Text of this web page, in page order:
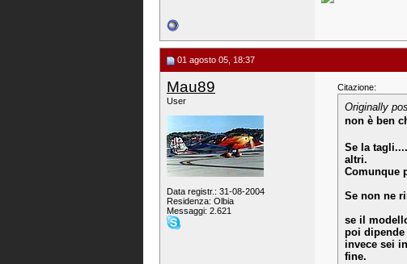
01 agosto 05, 18:37
Mau89
User
Data registr.: 31-08-2004
Residenza: Olbia
Messaggi: 2.621
Citazione:
Originally
non è ben
Se la
altri.
Comunque
Se non ne
se il
poi dipende
invece sei
fine.